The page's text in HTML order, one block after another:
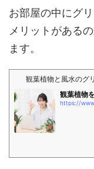
お部屋の中にグ
メリットがある
ます。
観葉植物と風水のグ
観葉植物
https://